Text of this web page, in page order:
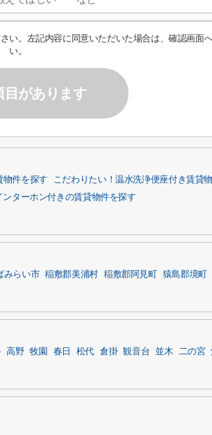
い。左記内容に同意いただいた場合は、確認画面
い。
目があります
物件を探す
こだわりたい！温水洗浄便座付き賃貸
ンターホン付きの賃貸物件を探す
みらい市 稲敷郡美浦村 稲敷郡阿見町
猿島郡境町
高野 牧園 春日 松代 倉掛 観音台 並木 二の宮